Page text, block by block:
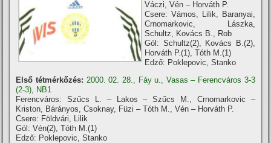
Váczi, Vén – Horváth P.
Csere: Vámos, Lilik, Baranyai,
Crnomarkovic, Lászka,
Schultz, Kovács B., Rob
Gól: Schultz(2), Kovács B.(2),
Horváth P.(1), Tóth M.(1)
Edző: Poklepovic, Stanko
Első tétmérkőzés: 2000. 02. 28., Fáy u., Vasas – Ferencváros 3-3
(2-3), NB1
Ferencváros: Szűcs L. – Lakos – Szűcs M., Crnomarkovic –
Kriston, Bárányos, Csoknay, Füzi – Tóth M., Vén – Horváth P.
Csere: Földvári, Lilik
Gól: Vén(2), Tóth M.(1)
Edző: Poklepovic, Stanko